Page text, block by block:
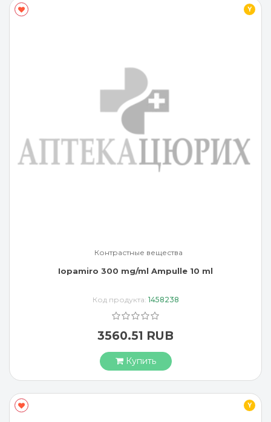
Y
Контрастные вещества
Iopamiro 300 mg/ml Ampulle 10 ml
Код продукта: 1458238
3560.51 RUB
Купить
Y